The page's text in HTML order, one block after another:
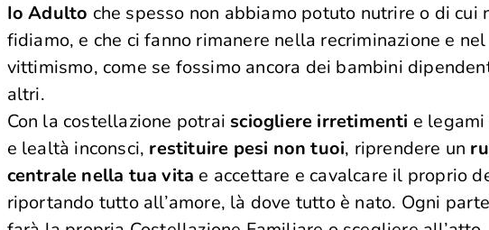
Io Adulto che spesso non abbiamo potuto nutrire o di cui
fidiamo, e che ci fanno rimanere nella recriminazione e nel
vittimismo, come se fossimo ancora dei bambini
altri.
Con la costellazione potraisciogliere irretimenti e legami
e lealtà inconsci, restituire pesi non tuoi, riprendere un
centrale nella tua vita e accettare e cavalcare il proprio
riportando tutto all’amore, là dove tutto è nato. Ogni